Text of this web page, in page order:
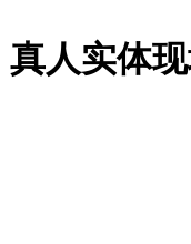
人实体